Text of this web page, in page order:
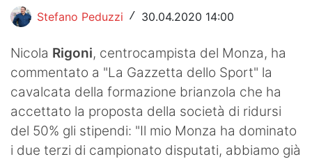
Motori
Volley
Hockey
Altri sport
Hockey
Stefano Peduzzi / 30.04.2020 14:00
Nicola Rigoni, centrocampista del Monza, ha
commentato a "La Gazzetta dello Sport" la
cavalcata della formazione brianzola che ha
accettato la proposta della società di ridursi
del 50% gli stipendi: "Il mio Monza ha dominato
i due terzi di campionato disputati, abbiamo già